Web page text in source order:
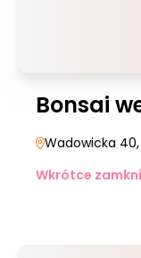
Bonsai
Wadowicka 40
Wkrótce